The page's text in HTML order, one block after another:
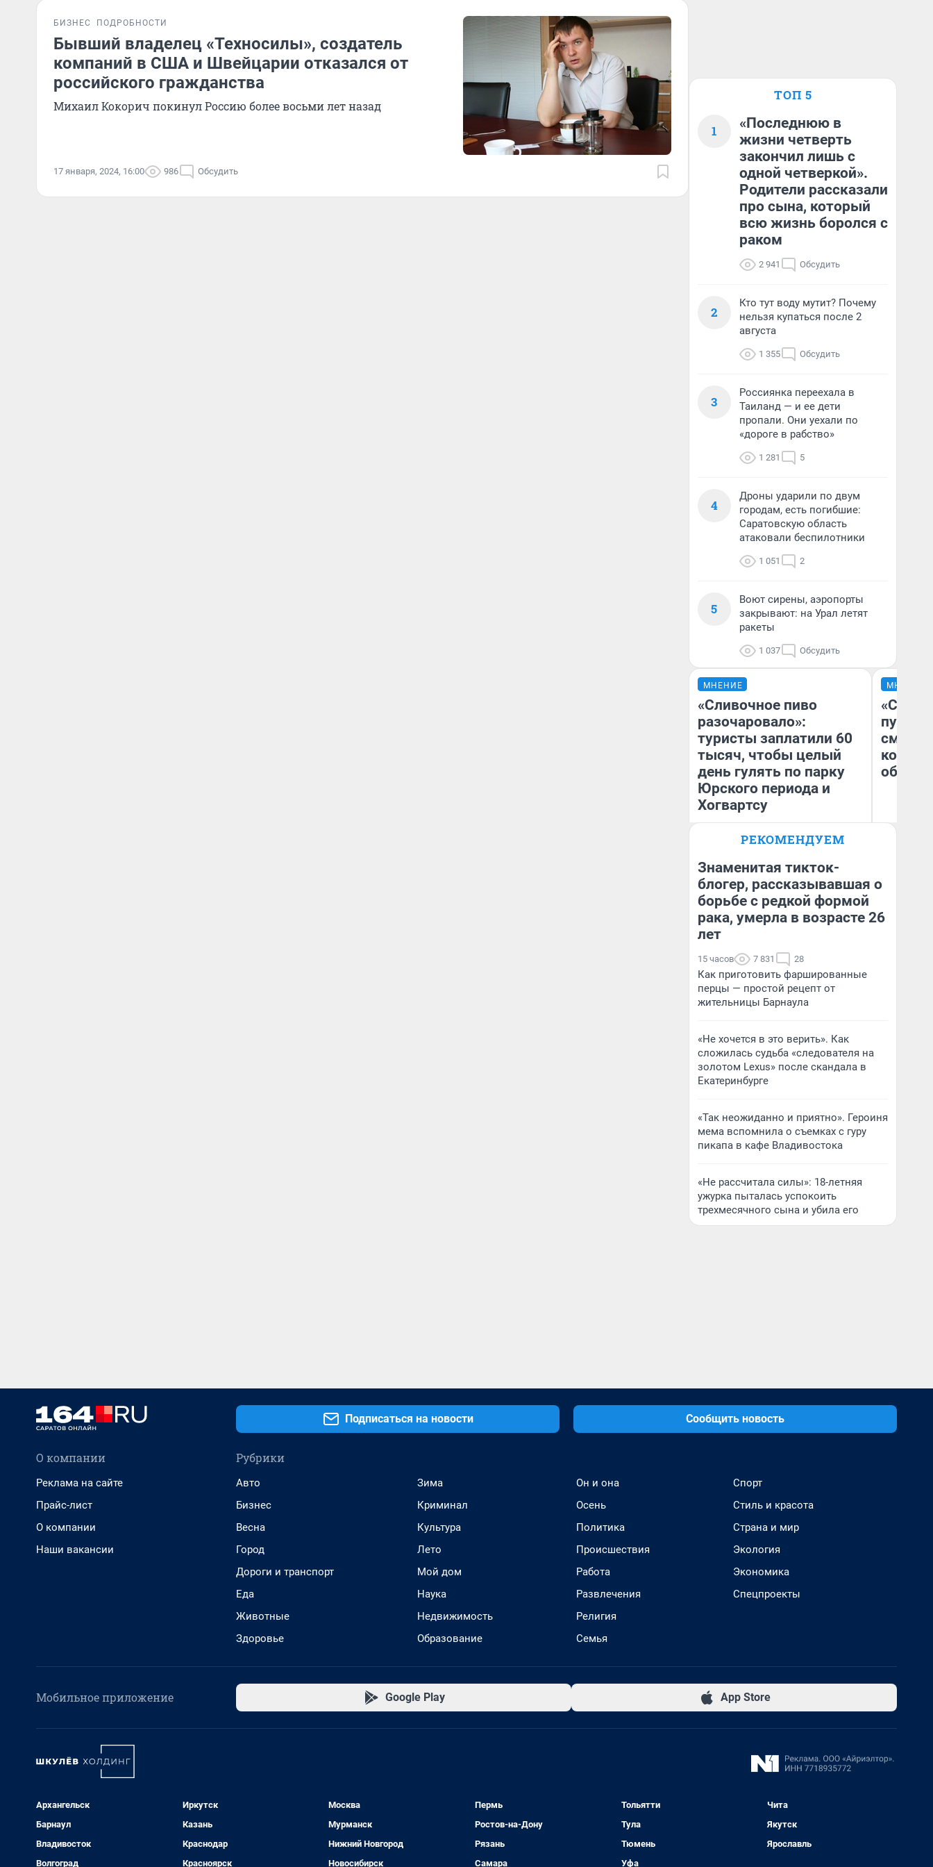
БИЗНЕС ПОДРОБНОСТИ
Бывший владелец «Техносилы», создатель
компаний в США и Швейцарии отказался от
российского гражданства
Михаил Кокорич покинул Россию более восьми лет назад
17 января, 2024, 16:00 986 Обсудить
ТОП 5
1
«Последнюю в
жизни четверть
закончил лишь с
одной четверкой».
Родители рассказали
про сына, который
всю жизнь боролся с
раком
2 941 Обсудить
2
Кто тут воду мутит? Почему
нельзя купаться после 2
августа
1 355 Обсудить
3
Россиянка переехала в
Таиланд — и ее дети
пропали. Они уехали по
«дороге в рабство»
1 281 5
4
Дроны ударили по двум
городам, есть погибшие:
Саратовскую область
атаковали беспилотники
1 051 2
5
Воют сирены, аэропорты
закрывают: на Урал летят
ракеты
1 037 Обсудить
МНЕНИЕ
«Сливочное пиво
разочаровало»:
туристы заплатили 60
тысяч, чтобы целый
день гулять по парку
Юрского периода и
Хогвартсу
МНЕНИЕ
РЕКОМЕНДУЕМ
Знаменитая тикток-
блогер, рассказывавшая о
борьбе с редкой формой
рака, умерла в возрасте 26
лет
15 часов 7 831 28
Как приготовить фаршированные
перцы — простой рецепт от
жительницы Барнаула
«Не хочется в это верить». Как
сложилась судьба «следователя на
золотом Lexus» после скандала в
Екатеринбурге
«Так неожиданно и приятно». Героиня
мема вспомнила о съемках с гуру
пикапа в кафе Владивостока
«Не рассчитала силы»: 18-летняя
ужурка пыталась успокоить
трехмесячного сына и убила его
Подписаться на новости Сообщить новость
О компании
Реклама на сайте
Прайс-лист
О компании
Наши вакансии
Рубрики
Авто
Бизнес
Весна
Город
Дороги и транспорт
Еда
Животные
Здоровье
Зима
Криминал
Культура
Лето
Мой дом
Наука
Недвижимость
Образование
Он и она
Осень
Политика
Происшествия
Работа
Развлечения
Религия
Семья
Спорт
Стиль и красота
Страна и мир
Экология
Экономика
Спецпроекты
Мобильное приложение Google Play App Store
Архангельск
Барнаул
Владивосток
Волгоград
Иркутск
Казань
Краснодар
Красноярск
Москва
Мурманск
Нижний Новгород
Новосибирск
Пермь
Ростов-на-Дону
Рязань
Самара
Тольятти
Тула
Тюмень
Уфа
Чита
Якутск
Ярославль